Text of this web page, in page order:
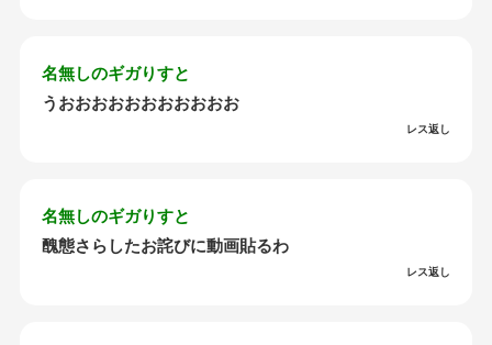
名無しのギガりすと
うおおおおおおおおおおお
レス返し
名無しのギガりすと
醜態さらしたお詫びに動画貼るわ
レス返し